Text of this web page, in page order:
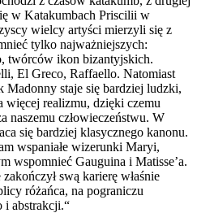
w Katakumbach Priscilii w
wielcy artyści mierzyli się z
tylko najważniejszych:
twórców ikon bizantyjskich.
El Greco, Raffaello. Natomiast
Madonny staje się bardziej ludzki,
realizmu, dzięki czemu
naszemu człowieczeństwu. W
się bardziej klasycznego kanonu.
wspaniałe wizerunki Maryi,
wspomnieć Gauguina i Matisse’a.
swą karierę właśnie
różańca, na pograniczu
i abstrakcji.“